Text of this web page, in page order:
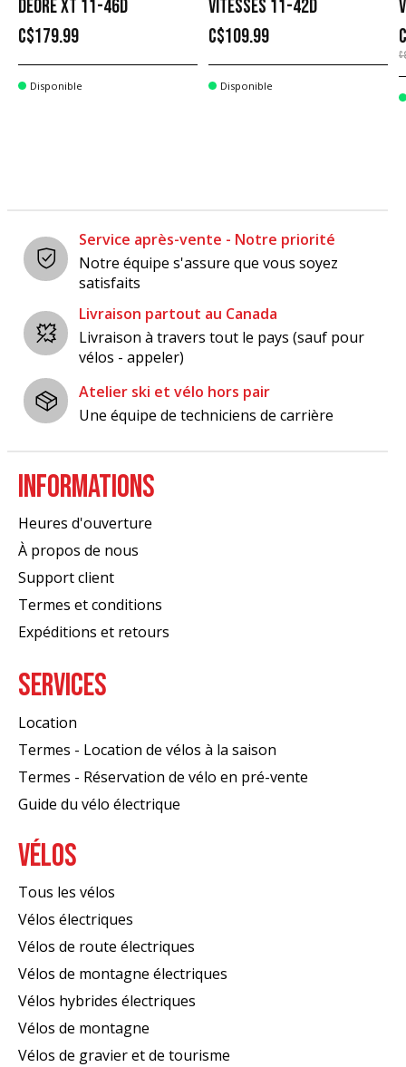
DEORE XT 11-46D
C$179.99
Disponible
VITESSES 11-42D
C$109.99
Disponible
Service après-vente - Notre priorité
Notre équipe s'assure que vous soyez
satisfaits
Livraison partout au Canada
Livraison à travers tout le pays (sauf pour
vélos - appeler)
Atelier ski et vélo hors pair
Une équipe de techniciens de carrière
INFORMATIONS
Heures d'ouverture
À propos de nous
Support client
Termes et conditions
Expéditions et retours
SERVICES
Location
Termes - Location de vélos à la saison
Termes - Réservation de vélo en pré-vente
Guide du vélo électrique
VÉLOS
Tous les vélos
Vélos électriques
Vélos de route électriques
Vélos de montagne électriques
Vélos hybrides électriques
Vélos de montagne
Vélos de gravier et de tourisme